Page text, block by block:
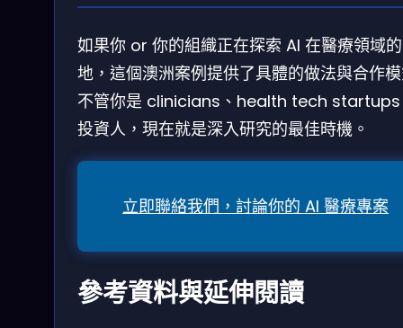
如果你 or 你的組織正在探索 AI 在醫療領域
地，這個澳洲案例提供了具體的做法與合作
不管你是 clinicians、health tech startups
投資人，現在就是深入研究的最佳時機。
立即聯絡我們，討論你的 AI 醫療專案
參考資料與延伸閱讀